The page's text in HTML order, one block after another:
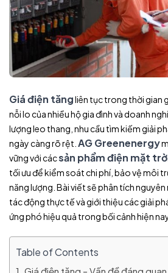
Giá điện tăngliên tục trong thời gian
nỗi lo của nhiều hộ gia đình và doanh
lượng leo thang, nhu cầu tìm kiếm giải
ngày càng rõ rệt. AG Greenenergy
vững với cácsản phẩm điện mặt
tối ưu để kiểm soát chi phí, bảo vệ môi
năng lượng. Bài viết sẽ phân tích nguyên
tác động thực tế và giới thiệu các giải
ứng phó hiệu quả trong bối cảnh hiện
Table of Contents
Giá điện tăng – Vấn đề đáng